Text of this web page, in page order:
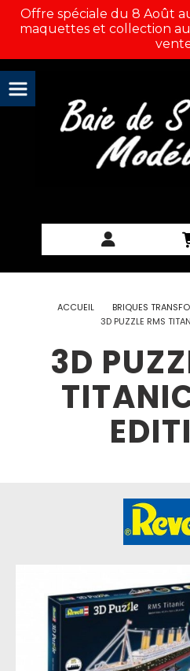
Offre spéciale du 8 Août
maquettes et collection
ACCUEIL BRIQUES
3D PUZZLE RMS
3D
Panneau de gestion des cookies